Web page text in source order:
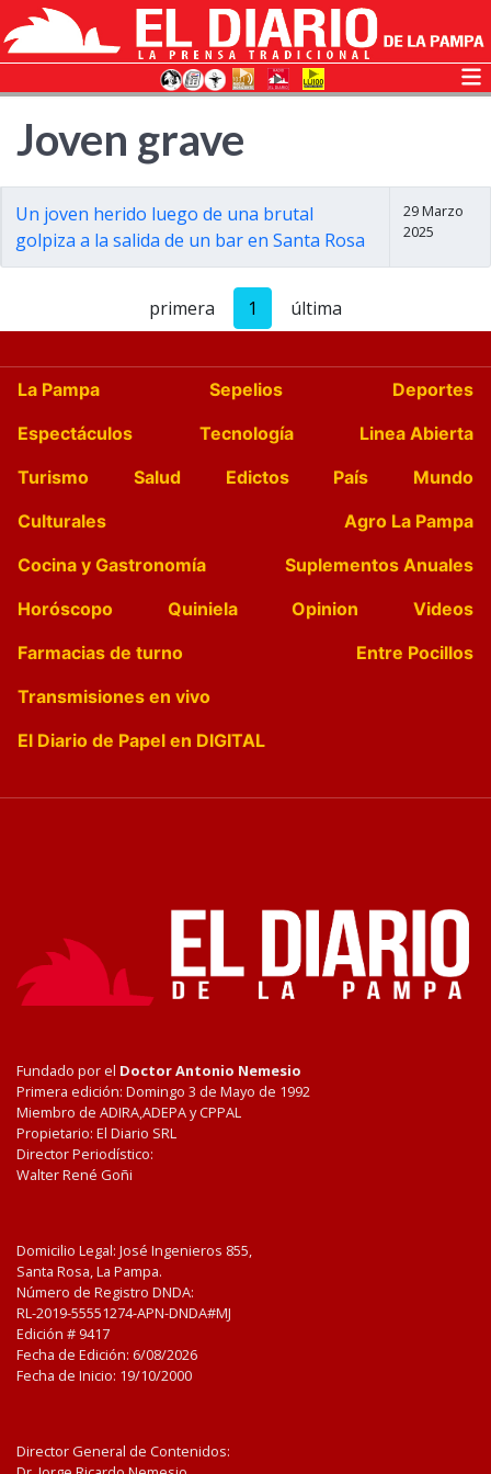
Joven grave
Un joven herido luego de una brutal
golpiza a la salida de un bar en Santa Rosa
29 Marzo
2025
primera 1 última
La Pampa Sepelios
Deportes
Espectáculos
Tecnología
Linea Abierta
Turismo
Salud Edictos País
Mundo
Culturales
Agro La Pampa
Cocina y Gastronomía
Suplementos Anuales
Horóscopo
Quiniela Opinion
Videos
Farmacias de turno
Entre Pocillos
Transmisiones en vivo
El Diario de Papel en DIGITAL
Fundado por el Doctor Antonio Nemesio
Primera edición: Domingo 3 de Mayo de 1992
Miembro de ADIRA,ADEPA y CPPAL
Propietario: El Diario SRL
Director Periodístico:
Walter René Goñi
Domicilio Legal: José Ingenieros 855,
Santa Rosa, La Pampa.
Número de Registro DNDA:
RL-2019-55551274-APN-DNDA#MJ
Edición # 9417
Fecha de Edición: 6/08/2026
Fecha de Inicio: 19/10/2000
Director General de Contenidos: